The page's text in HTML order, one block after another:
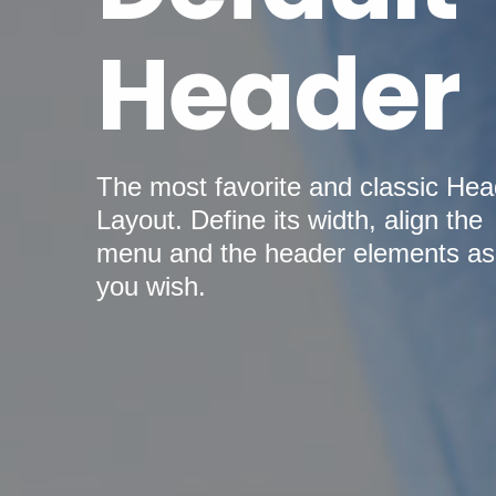
Header
The most favorite and classic
Layout. Define its width, align the
menu and the header elements as
you wish.